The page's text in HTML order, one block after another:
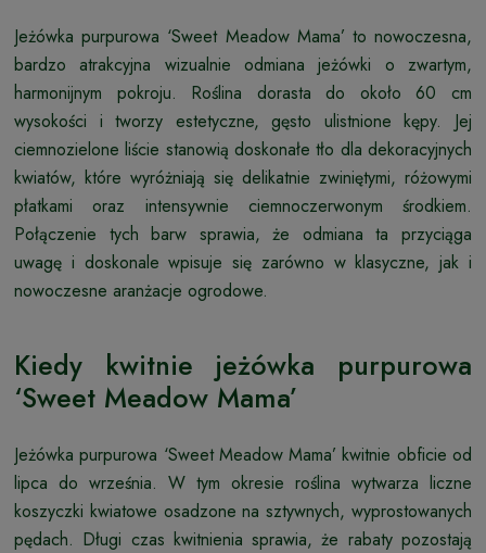
Jeżówka purpurowa ‘Sweet Meadow Mama’ to nowoczesna,
bardzo atrakcyjna wizualnie odmiana jeżówki o zwartym,
harmonijnym pokroju. Roślina dorasta do około 60 cm
wysokości i tworzy estetyczne, gęsto ulistnione kępy. Jej
ciemnozielone liście stanowią doskonałe tło dla dekoracyjnych
kwiatów, które wyróżniają się delikatnie zwiniętymi, różowymi
płatkami oraz intensywnie ciemnoczerwonym środkiem.
Połączenie tych barw sprawia, że odmiana ta przyciąga
uwagę i doskonale wpisuje się zarówno w klasyczne, jak i
nowoczesne aranżacje ogrodowe.
Kiedy kwitnie jeżówka purpurowa
‘Sweet Meadow Mama’
Jeżówka purpurowa ‘Sweet Meadow Mama’ kwitnie obficie od
lipca do września. W tym okresie roślina wytwarza liczne
koszyczki kwiatowe osadzone na sztywnych, wyprostowanych
pędach. Długi czas kwitnienia sprawia, że rabaty pozostają